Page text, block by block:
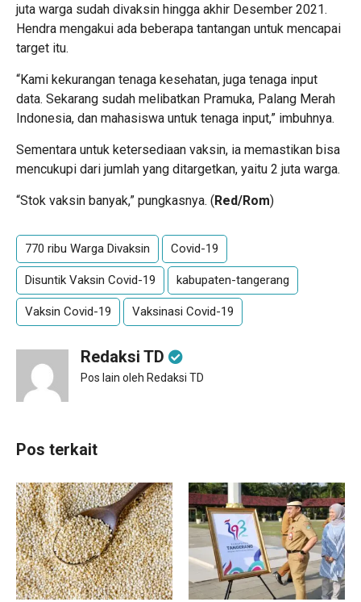
juta warga sudah divaksin hingga akhir Desember 2021.
Hendra mengakui ada beberapa tantangan untuk mencapai
target itu.
“Kami kekurangan tenaga kesehatan, juga tenaga input
data. Sekarang sudah melibatkan Pramuka, Palang Merah
Indonesia, dan mahasiswa untuk tenaga input,” imbuhnya.
Sementara untuk ketersediaan vaksin, ia memastikan bisa
mencukupi dari jumlah yang ditargetkan, yaitu 2 juta warga.
“Stok vaksin banyak,” pungkasnya. (Red/Rom)
770 ribu Warga Divaksin Covid-19
Disuntik Vaksin Covid-19 kabupaten-tangerang
Vaksin Covid-19 Vaksinasi Covid-19
Redaksi TD
Pos lain oleh Redaksi TD
Pos terkait